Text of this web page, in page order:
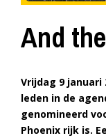
And
Vrijdag 9 januari
leden in de
genomineerd
Phoenix rijk is.